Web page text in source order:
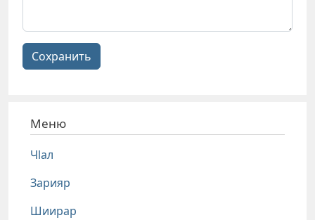
Сохранить
Меню
Чlал
Зарияр
Шиирар